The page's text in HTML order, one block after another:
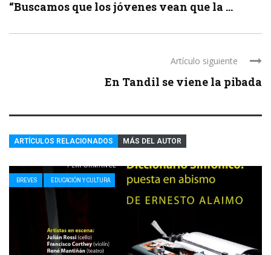
“Buscamos que los jóvenes vean que la ...
Artículo siguiente
En Tandil se viene la pibada
ARTÍCULOS RELACIONADOS MÁS DEL AUTOR
BREVES EDUCACIÓN Y CULTURA